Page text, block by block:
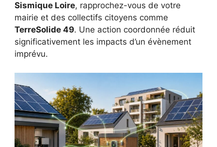
Sismique Loire, rapprochez-vous de votre
mairie et des collectifs citoyens comme
TerreSolide 49. Une action coordonnée réduit
significativement les impacts d’un évènement
imprévu.